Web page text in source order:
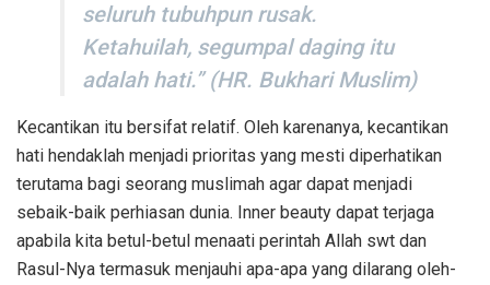
seluruh tubuhpun rusak.
Ketahuilah, segumpal daging itu
adalah hati.” (HR. Bukhari Muslim)
Kecantikan itu bersifat relatif. Oleh karenanya, kecantikan
hati hendaklah menjadi prioritas yang mesti diperhatikan
terutama bagi seorang muslimah agar dapat menjadi
sebaik-baik perhiasan dunia. Inner beauty dapat terjaga
apabila kita betul-betul menaati perintah Allah swt dan
Rasul-Nya termasuk menjauhi apa-apa yang dilarang oleh-